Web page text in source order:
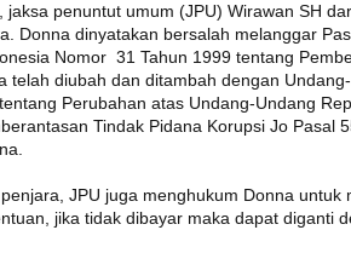
jaksa penuntut umum (JPU) Wirawan SH
Donna dinyatakan bersalah melanggar
Nomor 31 Tahun 1999 tentang
telah diubah dan ditambah dengan
Perubahan atas Undang-Undang
Tindak Pidana Korupsi Jo Pasal
JPU juga menghukum Donna untuk
jika tidak dibayar maka dapat diganti